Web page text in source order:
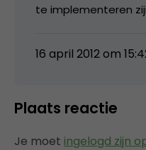
te implementeren
16 april 2012 om
Plaats reactie
Je moet ingelogd zijn